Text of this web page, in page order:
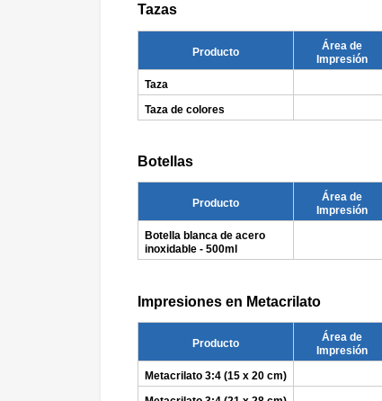
Tazas
Producto
Área de
Impresión
Taza
Taza de colores
Botellas
Producto
Área de
Impresión
Botella blanca de acero
inoxidable - 500ml
Impresiones en Metacrilato
Producto
Área de
Impresión
Metacrilato 3:4 (15 x 20 cm)